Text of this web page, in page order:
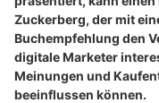
Zuckerberg, der mit
Buchempfehlung den
digitale Marketer
Meinungen und
beeinflussen können.